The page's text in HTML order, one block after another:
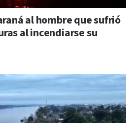
al hombre que sufrió
al incendiarse su